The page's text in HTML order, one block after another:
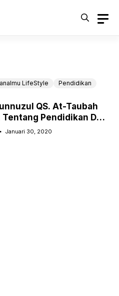
LifeStyle
Pendidikan
Tentang Pendidikan Dan
Januari 30, 2020